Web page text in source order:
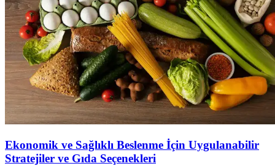
Ekonomik ve Sağlıklı Beslenme İçin Uygulanabilir
Stratejiler ve Gıda Seçenekleri